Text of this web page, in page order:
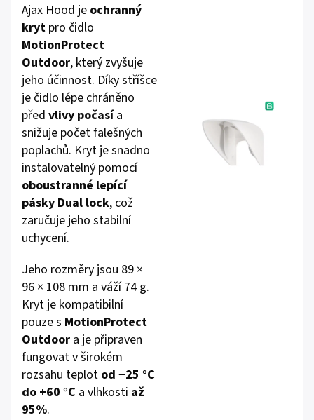
Ajax Hood je ochranný
kryt pro čidlo
MotionProtect
Outdoor, který zvyšuje
jeho účinnost. Díky stříšce
je čidlo lépe chráněno
před vlivy počasía
snižuje počet falešných
poplachů. Kryt je snadno
instalovatelný pomocí
oboustranné lepící
pásky Dual lock, což
zaručuje jeho stabilní
uchycení.
Jeho rozměry jsou 89 ×
96 × 108 mm a váží 74 g.
Kryt je kompatibilní
pouze s MotionProtect
Outdoor a je připraven
fungovat v širokém
rozsahu teplot od −25 °C
do +60 °C a vlhkosti až
95%.